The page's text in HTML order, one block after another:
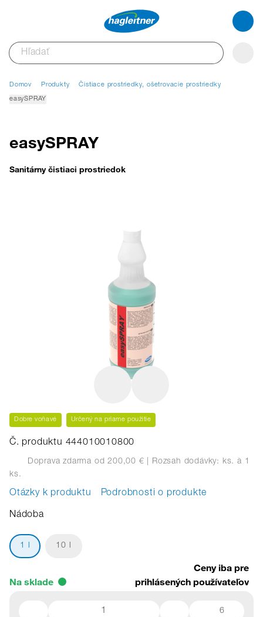
Domov Produkty Čistiace prostriedky, ošetrovacie prostriedky
easySPRAY
easySPRAY
Sanitárny čistiaci prostriedok
Dobre voňavé Určený na priame použitie
Č. produktu 444010010800
Doprava zdarma od 200,00 € | Rozsah dodávky: ks. à 1
ks.
Otázky k produktu Podrobnosti o produkte
Nádoba
1 l 10 l
Na sklade
Ceny iba pre
prihlásených používateľov
6